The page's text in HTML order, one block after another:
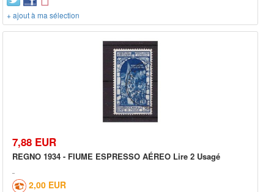
+ ajout à ma sélection
7,88 EUR
REGNO 1934 - FIUME ESPRESSO AÉREO Lire 2 Usagé
2,00 EUR